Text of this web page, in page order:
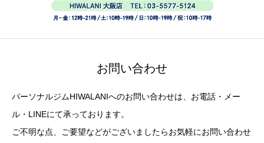
お問い合わせ
パーソナルジムHIWALANIへのお問い合わせは、お電話・メー
ル・LINEにて承っております。
ご不明な点、ご要望などがございましたらお気軽にお問い合わせ